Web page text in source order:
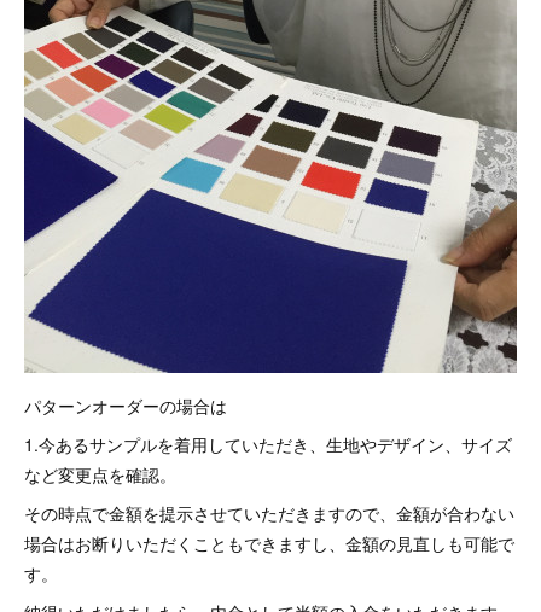
パターンオーダーの場合は
1.今あるサンプルを着用していただき、生地やデザイン、サイズ
など変更点を確認。
その時点で金額を提示させていただきますので、金額が合わない
場合はお断りいただくこともできますし、金額の見直しも可能で
す。